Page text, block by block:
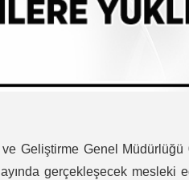
Geliştirme Genel Müdürlüğü
gerçekleşecek mesleki